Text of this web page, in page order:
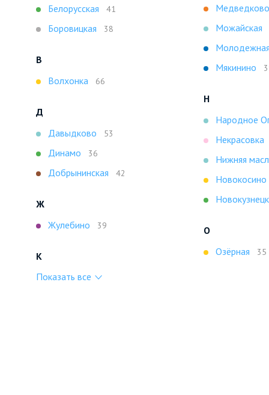
Белорусская 41
Боровицкая 38
В
Волхонка
66
Д
Давыдково
53
Динамо 36
Добрынинская 42
Ж
Жулебино
39
К
Медведково
Можайская
Мякинино
Н
Народное
Некрасовка
Нижняя
Новокосино
О
Озёрная
35
Показать все